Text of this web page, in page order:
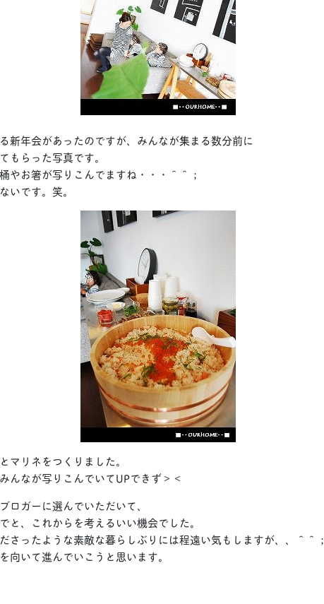
新年会があったのですが、みんなが集まる数分前に
もらった写真です。
やお箸が写りこんでますね・・・＾＾；
いです。笑。
マリネをつくりました。
んなが写りこんでいてUPできず＞＜
ロガーに選んでいただいて、
と、これからを考えるいい機会でした。
さったような素敵な暮らしぶりには程遠い気もしますが、、＾＾；
向いて進んでいこうと思います。